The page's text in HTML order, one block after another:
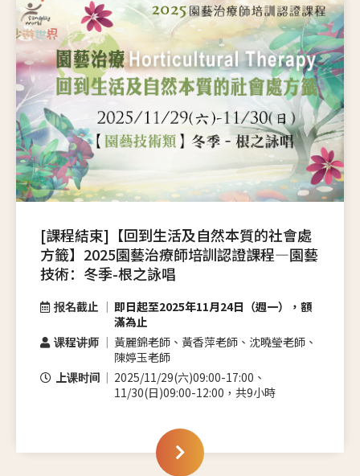
[課程結束]【回到生活及自然本質的社會處
方籤】2025園藝治療師培訓認證課程—園藝
技術：冬季-根之詠唱
报名截止
即日起至2025年11月24日（週一），額
滿為止
课程讲师
黃麗錦老師、黃香萍老師、沈曉瑩老師、
陳婷玉老師
上课时间
2025/11/29(六)09:00-17:00、
11/30(日)09:00-12:00，共9小時